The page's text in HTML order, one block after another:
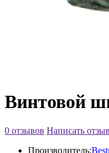
Винтовой
0 отзывов Написать отзыв
Производитель: